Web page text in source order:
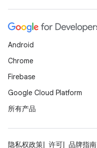
Android
Chrome
Firebase
Google Cloud Platform
所有产品
隐私权政策 许可 品牌指南